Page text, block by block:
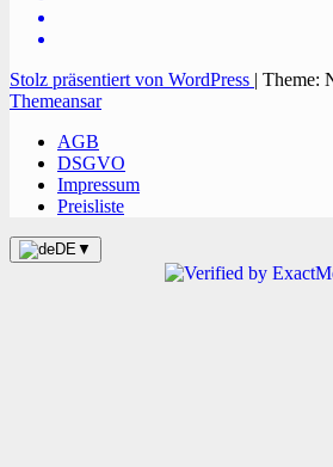
Stolz präsentiert von WordPress | Theme:
Themeansar
AGB
DSGVO
Impressum
Preisliste
DE▼